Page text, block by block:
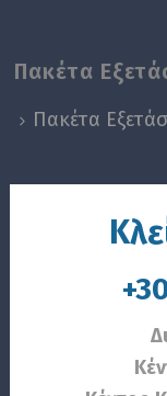
Πακέτα
Πακέτα